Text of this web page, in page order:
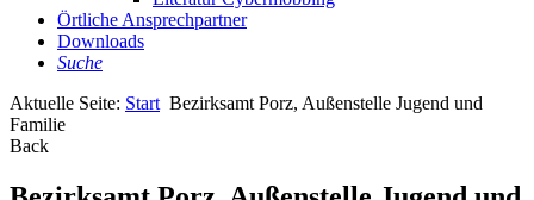
Örtliche Ansprechpartner
Downloads
Suche
Aktuelle Seite: Start Bezirksamt Porz, Außenstelle Jugend und
Familie
Back